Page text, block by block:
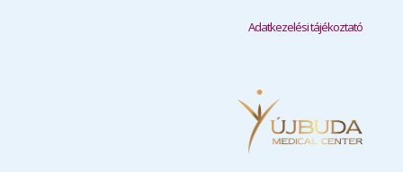
Adatkezelési tájékoztató